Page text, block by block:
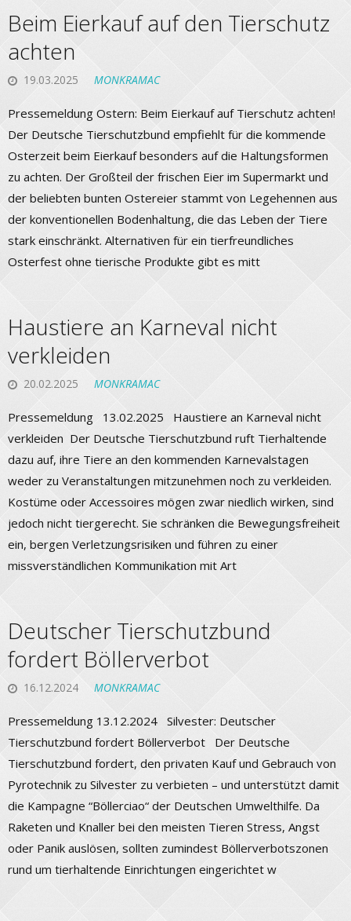
Beim Eierkauf auf den Tierschutz
achten
19.03.2025 MONKRAMAC
Pressemeldung Ostern: Beim Eierkauf auf Tierschutz achten!
Der Deutsche Tierschutzbund empfiehlt für die kommende
Osterzeit beim Eierkauf besonders auf die Haltungsformen
zu achten. Der Großteil der frischen Eier im Supermarkt und
der beliebten bunten Ostereier stammt von Legehennen aus
der konventionellen Bodenhaltung, die das Leben der Tiere
stark einschränkt. Alternativen für ein tierfreundliches
Osterfest ohne tierische Produkte gibt es mitt
Haustiere an Karneval nicht
verkleiden
20.02.2025 MONKRAMAC
Pressemeldung 13.02.2025 Haustiere an Karneval nicht
verkleiden Der Deutsche Tierschutzbund ruft Tierhaltende
dazu auf, ihre Tiere an den kommenden Karnevalstagen
weder zu Veranstaltungen mitzunehmen noch zu verkleiden.
Kostüme oder Accessoires mögen zwar niedlich wirken, sind
jedoch nicht tiergerecht. Sie schränken die Bewegungsfreiheit
ein, bergen Verletzungsrisiken und führen zu einer
missverständlichen Kommunikation mit Art
Deutscher Tierschutzbund
fordert Böllerverbot
16.12.2024 MONKRAMAC
Pressemeldung 13.12.2024 Silvester: Deutscher
Tierschutzbund fordert Böllerverbot Der Deutsche
Tierschutzbund fordert, den privaten Kauf und Gebrauch von
Pyrotechnik zu Silvester zu verbieten – und unterstützt damit
die Kampagne “Böllerciao“ der Deutschen Umwelthilfe. Da
Raketen und Knaller bei den meisten Tieren Stress, Angst
oder Panik auslösen, sollten zumindest Böllerverbotszonen
rund um tierhaltende Einrichtungen eingerichtet w